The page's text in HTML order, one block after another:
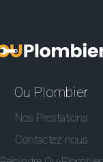
Ou Plombier
Nos Prestations
Contactez nous